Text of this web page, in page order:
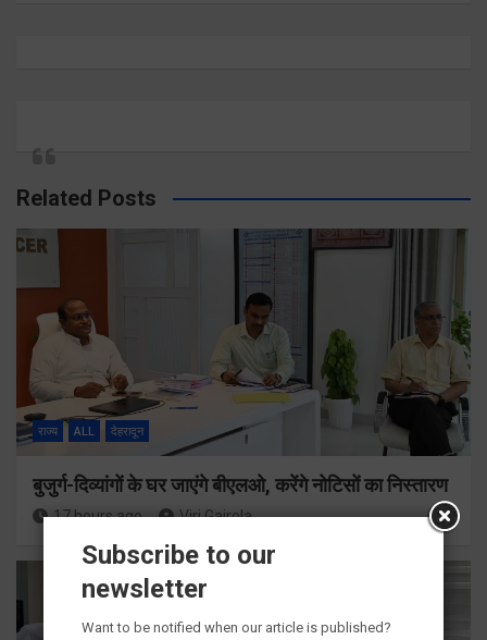
Related Posts
राज्य ALL देहरादून
बुजुर्ग-दिव्यांगों के घर जाएंगे बीएलओ, करेंगे नोटिसों का निस्तारण
17 hours ago Viri Gairola
Subscribe to our
newsletter
Want to be notified when our article is published?